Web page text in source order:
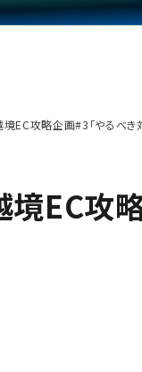
EC攻略企画#3「やるべき
EC攻